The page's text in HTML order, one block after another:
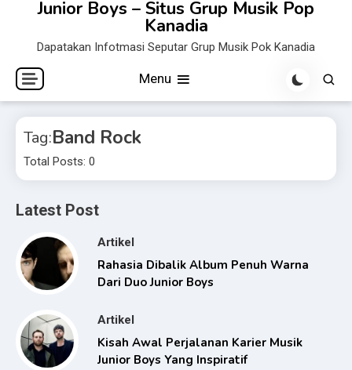
content
Junior Boys – Situs Grup Musik Pop
Kanadia
Dapatakan Infotmasi Seputar Grup Musik Pok Kanadia
Menu
Tag:Band Rock
Total Posts: 0
Latest Post
Artikel
Rahasia Dibalik Album Penuh Warna
Dari Duo Junior Boys
Artikel
Kisah Awal Perjalanan Karier Musik
Junior Boys Yang Inspiratif